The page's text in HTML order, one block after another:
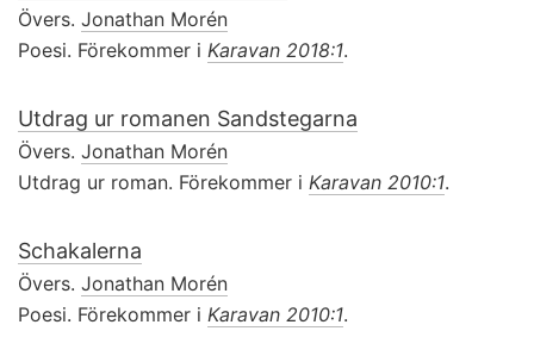
Övers. Jonathan Morén
Poesi. Förekommer i Karavan 2018:1.
Utdrag ur romanen Sandstegarna
Övers. Jonathan Morén
Utdrag ur roman. Förekommer i Karavan 2010:1.
Schakalerna
Övers. Jonathan Morén
Poesi. Förekommer i Karavan 2010:1.